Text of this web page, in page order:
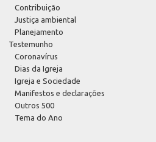
Contribuição
Justiça ambiental
Planejamento
Testemunho
Coronavírus
Dias da Igreja
Igreja e Sociedade
Manifestos e declarações
Outros 500
Tema do Ano